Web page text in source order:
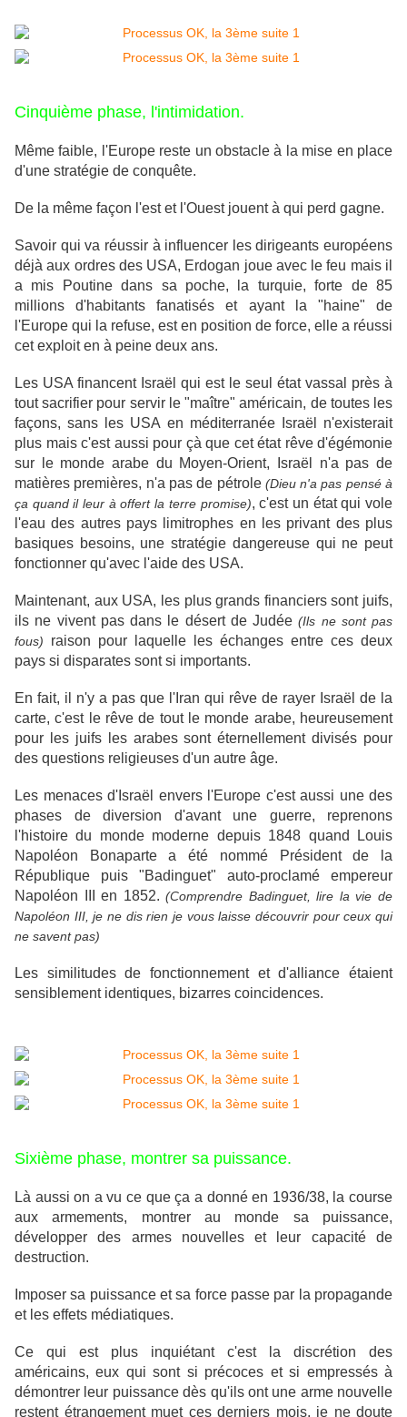
Cinquième phase, l'intimidation.
Même faible, l'Europe reste un obstacle à la mise en place
d'une stratégie de conquête.
De la même façon l'est et l'Ouest jouent à qui perd gagne.
Savoir qui va réussir à influencer les dirigeants européens
déjà aux ordres des USA, Erdogan joue avec le feu mais il
a mis Poutine dans sa poche, la turquie, forte de 85
millions d'habitants fanatisés et ayant la "haine" de
l'Europe qui la refuse, est en position de force, elle a réussi
cet exploit en à peine deux ans.
Les USA financent Israël qui est le seul état vassal près à
tout sacrifier pour servir le "maître" américain, de toutes les
façons, sans les USA en méditerranée Israël n'existerait
plus mais c'est aussi pour çà que cet état rêve d'égémonie
sur le monde arabe du Moyen-Orient, Israël n'a pas de
matières premières, n'a pas de pétrole (Dieu n'a pas pensé à
ça quand il leur à offert la terre promise), c'est un état qui vole
l'eau des autres pays limitrophes en les privant des plus
basiques besoins, une stratégie dangereuse qui ne peut
fonctionner qu'avec l'aide des USA.
Maintenant, aux USA, les plus grands financiers sont juifs,
ils ne vivent pas dans le désert de Judée(Ils ne sont pas
fous) raison pour laquelle les échanges entre ces deux
pays si disparates sont si importants.
En fait, il n'y a pas que l'Iran qui rêve de rayer Israël de la
carte, c'est le rêve de tout le monde arabe, heureusement
pour les juifs les arabes sont éternellement divisés pour
des questions religieuses d'un autre âge.
Les menaces d'Israël envers l'Europe c'est aussi une des
phases de diversion d'avant une guerre, reprenons
l'histoire du monde moderne depuis 1848 quand Louis
Napoléon Bonaparte a été nommé Président de la
République puis "Badinguet" auto-proclamé empereur
Napoléon III en 1852.(Comprendre Badinguet, lire la vie de
Napoléon III, je ne dis rien je vous laisse découvrir pour ceux qui
ne savent pas)
Les similitudes de fonctionnement et d'alliance étaient
sensiblement identiques, bizarres coincidences.
Sixième phase, montrer sa puissance.
Là aussi on a vu ce que ça a donné en 1936/38, la course
aux armements, montrer au monde sa puissance,
développer des armes nouvelles et leur capacité de
destruction.
Imposer sa puissance et sa force passe par la propagande
et les effets médiatiques.
Ce qui est plus inquiétant c'est la discrétion des
américains, eux qui sont si précoces et si empressés à
démontrer leur puissance dès qu'ils ont une arme nouvelle
restent étrangement muet ces derniers mois, je ne doute